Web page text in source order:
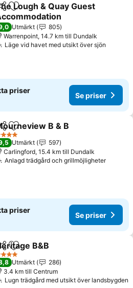
Lägg till i Mina Favoriter
Lough & Quay Guest
priser
Utmärkt
805
Warrenpoint, 14.7 km till Dundalk
Läge vid havet med utsikt över sjön
priser
Se priser
Lägg till i Mina Favoriter
B & B
Utmärkt
597
Carlingford, 15.4 km till Dundalk
Anlagd trädgård och grillmöjligheterSe
priser
Se priser
Lägg till i Mina Favoriter
B&B
Utmärkt
286
3.4 km till Centrum
Lugn trädgård med utsikt över landsbygden